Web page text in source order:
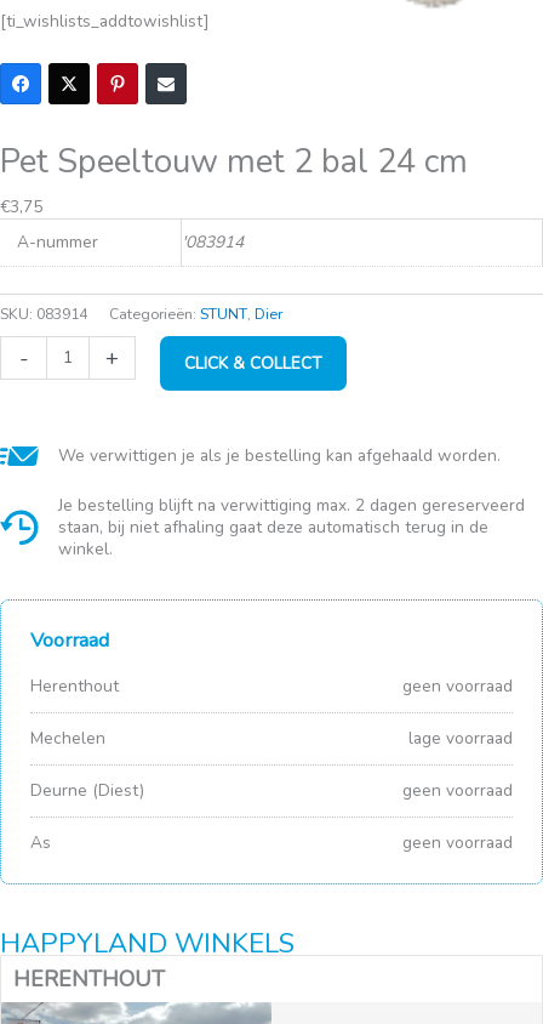
[ti_wishlists_addtowishlist]
Pet Speeltouw met 2 bal 24 cm
€3,75
A-nummer
'083914
SKU: 083914 Categorieën: STUNT, Dier
-
Speeltouw
24
+ CLICK & COLLECT
We verwittigen je als je bestelling kan afgehaald worden.
Je bestelling blijft na verwittiging max. 2 dagen gereserveerd
staan, bij niet afhaling gaat deze automatisch terug in de
winkel.
Voorraad
Herenthout geen voorraad
Mechelen lage voorraad
Deurne (Diest) geen voorraad
As geen voorraad
HAPPYLAND WINKELS
HERENTHOUT